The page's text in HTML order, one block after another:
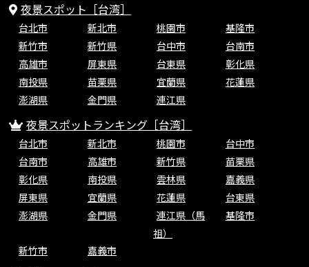
夜景スポット［台湾］
台北市 新北市 桃園市
基隆市
新竹市
新竹県 台中市
台南市
高雄市
屏東県 台東県
彰化県
南投県
苗栗県 宜蘭県
花蓮県
澎湖県
金門県 連江県
夜景スポットランキング［台湾］
台北市 新北市 桃園市
台中市
台南市
高雄市 新竹県
苗栗県
彰化県
南投県 雲林県
嘉義県
屏東県
宜蘭県 花蓮県
台東県
澎湖県
金門県
連江県（馬
祖）
基隆市
新竹市 嘉義市